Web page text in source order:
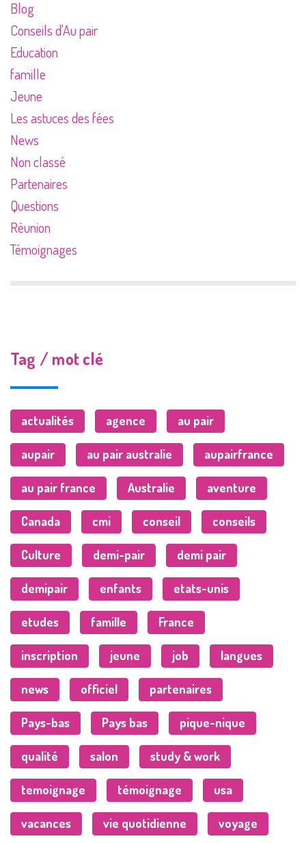
Blog
Conseils d'Au pair
Education
famille
Jeune
Les astuces des fées
News
Non classé
Partenaires
Questions
Réunion
Témoignages
Tag / mot clé
actualités agence au pair
aupair au pair australie aupairfrance
au pair france Australie aventure
Canada cmi conseil conseils
Culture demi-pair demi pair
demipair enfants etats-unis
etudes famille France
inscription jeune job langues
news officiel partenaires
Pays-bas Pays bas pique-nique
qualité salon study & work
temoignage témoignage usa
vacances vie quotidienne voyage